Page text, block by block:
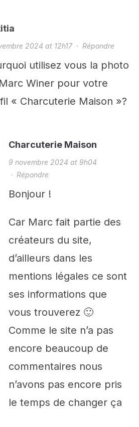
2024 at 12h17· Répondre
utilisez vous la photo
Winer pour votre
« Charcuterie Maison »?
Charcuterie Maison
9 novembre 2024 at 9h04
· Répondre
Bonjour !
Car Marc fait partie des
créateurs du site,
d’ailleurs dans les
mentions légales ce sont
ses informations que
vous trouverez 🙂
Comme le site n’a pas
encore beaucoup de
commentaires nous
n’avons pas encore pris
le temps de changer ça